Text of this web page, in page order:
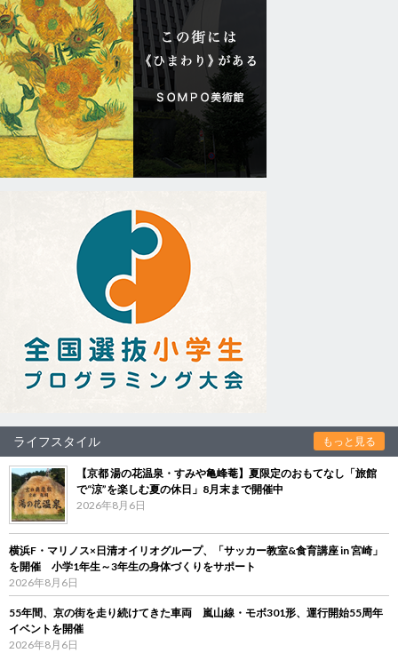
ライフスタイル もっと見る
【京都 湯の花温泉・すみや亀峰菴】夏限定のおもてなし「旅館
で“涼”を楽しむ夏の休日」8月末まで開催中
2026年8月6日
横浜F・マリノス×日清オイリオグループ、「サッカー教室&食育講座 in 宮崎」
を開催 小学1年生～3年生の身体づくりをサポート
2026年8月6日
55年間、京の街を走り続けてきた車両 嵐山線・モボ301形、運行開始55周年
イベントを開催
2026年8月6日